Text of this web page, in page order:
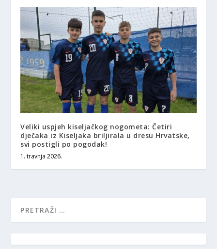
Veliki uspjeh kiseljačkog nogometa: Četiri
dječaka iz Kiseljaka briljirala u dresu Hrvatske,
svi postigli po pogodak!
1. travnja 2026.